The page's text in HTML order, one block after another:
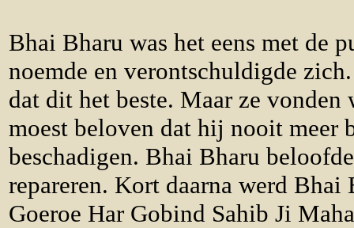
Bhai Bharu was het eens met de
noemde en verontschuldigde
dat dit het beste. Maar ze
moest beloven dat hij nooit meer
beschadigen. Bhai Bharu
repareren. Kort daarna werd Bhai
Goeroe Har Gobind Sahib Ji